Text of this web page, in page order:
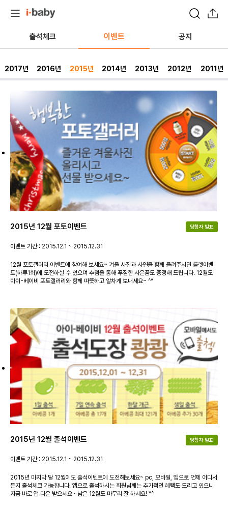
출석체크 이벤트 공지
2017년 2016년 2015년 2014년 2013년 2012년 2011년
2015년 12월 포토이벤트 당첨자 발표
이벤트 기간 : 2015.12.1 ~ 2015.12.31
12월 포토갤러리 이벤트에 참여해 보세요~ 겨울 사진과 사연을 함께 올려주시면 룰렛이벤
트(하루1회)에 도전하실 수 있으며 추첨을 통해 푸짐한 사은품도 증정해 드립니다. 12월도
아이-베이비 포토갤러리와 함께 따뜻하고 알차게 보내세요~ ^^
2015년 12월 출석이벤트 당첨자 발표
이벤트 기간 : 2015.12.1 ~ 2015.12.31
2015년 마지막 달 12월에도 출석이벤트에 도전해보세요~ pc, 모바일, 앱으로 언제 어디서
든지 출석체크 가능합니다. 앱으로 출석하시는 회원님께는 추가적인 혜택도 드리고 있으니
지금 바로 앱 다운 받으세요~ 남은 12월도 마무리 잘 하세요! ^^